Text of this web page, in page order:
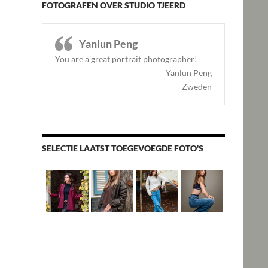
FOTOGRAFEN OVER STUDIO TJEERD
Yanlun Peng
You are a great portrait photographer!
Yanlun Peng
Zweden
SELECTIE LAATST TOEGEVOEGDE FOTO'S